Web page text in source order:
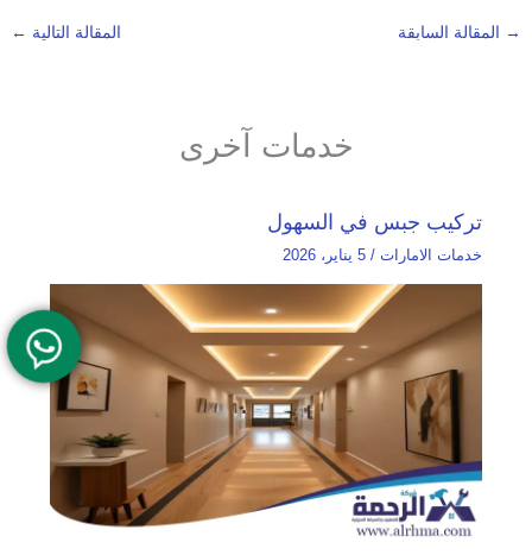
→ المقالة السابقة المقالة التالية ←
خدمات آخرى
تركيب جبس في السهول
خدمات الامارات/ 5 يناير، 2026